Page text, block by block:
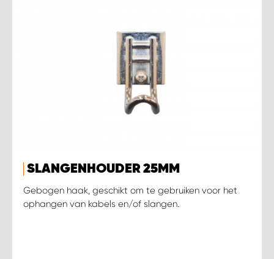
SLANGENHOUDER 25MM
Gebogen haak, geschikt om te gebruiken voor het
ophangen van kabels en/of slangen.